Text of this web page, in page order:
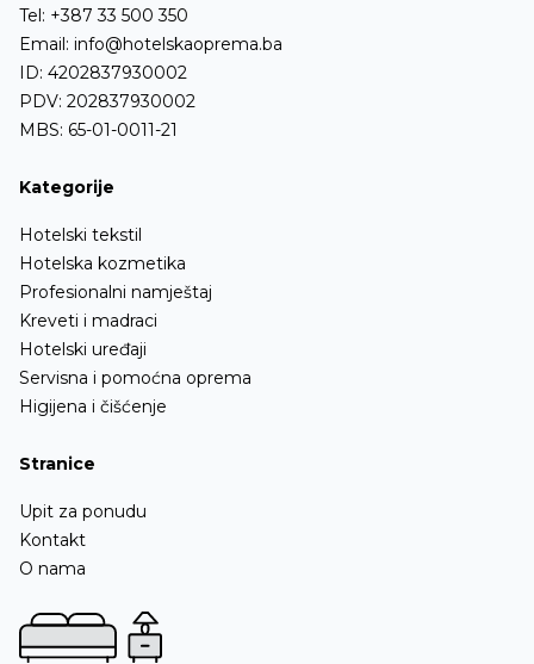
Tel: +387 33 500 350
Email: info@hotelskaoprema.ba
ID: 4202837930002
PDV: 202837930002
MBS: 65-01-0011-21
Kategorije
Hotelski tekstil
Hotelska kozmetika
Profesionalni namještaj
Kreveti i madraci
Hotelski uređaji
Servisna i pomoćna oprema
Higijena i čišćenje
Stranice
Upit za ponudu
Kontakt
O nama